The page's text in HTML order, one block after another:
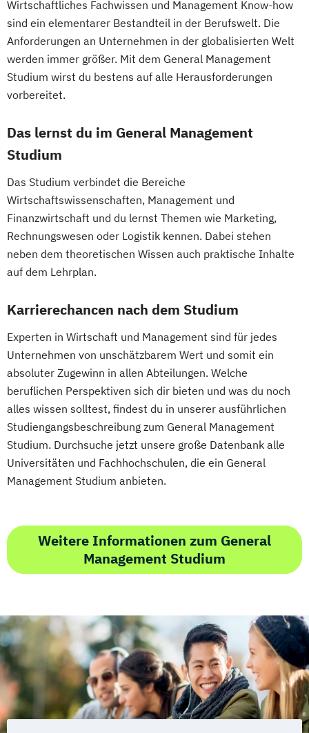
Industrielle Mechatronik
Industriewirtschaft / Industrial
Management
Informationsdesign Interaction Design
International Industrial Management
International Supply Management
Lebensmittel: Produkt- und
Prozessentwicklung
Logopädie Luftfahrt / Aviation
Luftverkehrsmanagement
Management internationaler
Geschäftsprozesse
Massenspektrometrie und molekulare
Analytik
Medienkompetenz und Digital Literacy
Mobile Software Development
Mobility Technologies
Nachhaltiges Lebensmittelmanagement
Physiotherapie
Power Electronic Engineering
Studienrichtung im Masterstudiengang
Electronic Engineering
Produktionstechnik und Organisation
Public Communication
Software Design & Cloud Computing
Software and Digital Experience
Engineering
Sportmanagement und Training
System Test Engineering
System Test Engineering
Studienrichtung im Masterstudiengang
Electronic Engineering
Technische Dokumentation
Engineering
Umwelt- und Klimaschutztechnik
Werkstoffwissenschaft
Wirtschaftliches Fachwissen und Management Know-how
sind ein elementarer Bestandteil in der Berufswelt. Die
Anforderungen an Unternehmen in der globalisierten Welt
werden immer größer. Mit dem General Management
Studium wirst du bestens auf alle Herausforderungen
vorbereitet.
Das lernst du im General Management
Studium
Das Studium verbindet die Bereiche
Wirtschaftswissenschaften, Management und
Finanzwirtschaft und du lernst Themen wie Marketing,
Rechnungswesen oder Logistik kennen. Dabei stehen
neben dem theoretischen Wissen auch praktische Inhalte
auf dem Lehrplan.
Karrierechancen nach dem Studium
Experten in Wirtschaft und Management sind für jedes
Unternehmen von unschätzbarem Wert und somit ein
absoluter Zugewinn in allen Abteilungen. Welche
beruflichen Perspektiven sich dir bieten und was du noch
alles wissen solltest, findest du in unserer ausführlichen
Studiengangsbeschreibung zum General Management
Studium. Durchsuche jetzt unsere große Datenbank alle
Universitäten und Fachhochschulen, die ein General
Management Studium anbieten.
Weitere Informationen zum General
Management Studium